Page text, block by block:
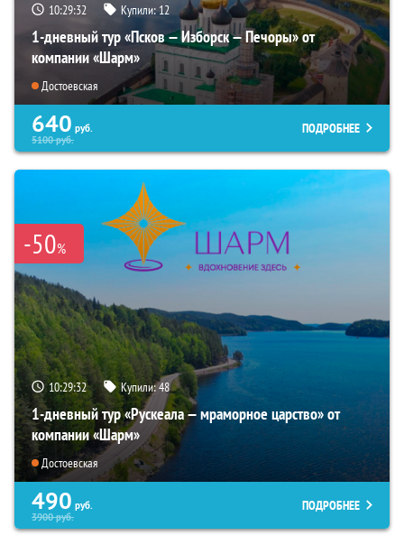
10:29:31 Купили:12
1-дневный тур «Псков — Изборск — Печоры» от
компании «Шарм»
Достоевская
640 руб.
5100руб.
ПОДРОБНЕЕ
-50%
10:29:31 Купили:48
1-дневный тур «Рускеала — мраморное царство» от
компании «Шарм»
Достоевская
490 руб.
3900руб.
ПОДРОБНЕЕ